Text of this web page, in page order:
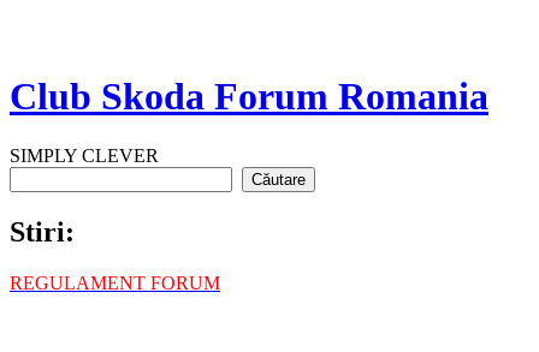
Club Skoda Forum Romania
SIMPLY CLEVER
Stiri:
REGULAMENT FORUM